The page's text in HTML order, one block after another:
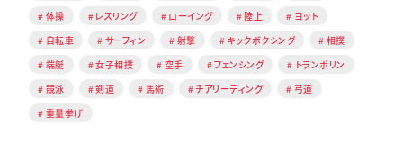
体操
レスリング ローイング 陸上
ヨット
自転車
サーフィン 射撃 キックボクシング
相撲
端艇
女子相撲 空手 フェンシング
トランポリン
競泳
剣道 馬術 チアリーディング
弓道
重量挙げ